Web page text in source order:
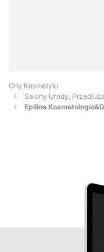
Orły Kosmetyki
Salony Urody,
Epiline